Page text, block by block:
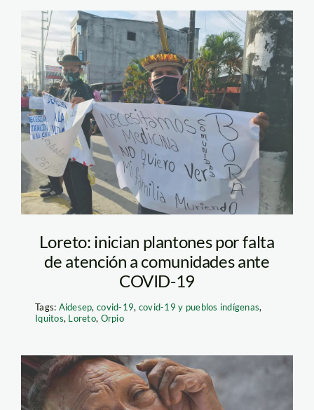
Las organizaciones
esperan mejoras en la
atención a las
comunidades frente al
COVID-19. (Foto:
Facebook
OrpioAidesep)
Loreto: inician plantones por falta
de atención a comunidades ante
COVID-19
Tags: Aidesep,covid-19, covid-19 y pueblos indígenas,
Iquitos, Loreto, Orpio
PIACI-nahua-Peru-